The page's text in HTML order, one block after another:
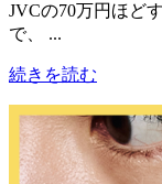
JVCの70万円ほど
で、 ...
続きを読む